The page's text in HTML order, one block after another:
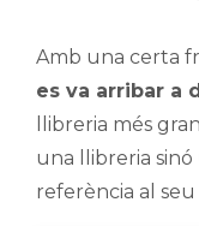
Amb una certa
es va arribar a
llibreria més
una llibreria sinó
referència al